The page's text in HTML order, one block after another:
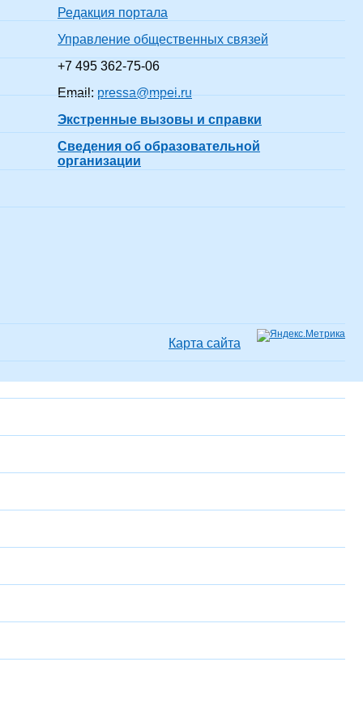
Редакция портала
Управление общественных связей
+7 495 362-75-06
Email: pressa@mpei.ru
Экстренные вызовы и справки
Сведения об образовательной
организации
Карта сайта